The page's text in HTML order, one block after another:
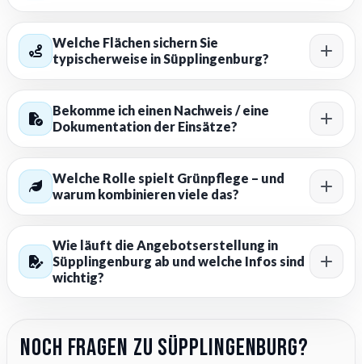
Welche Flächen sichern Sie
typischerweise in Süpplingenburg?
Bekomme ich einen Nachweis / eine
Dokumentation der Einsätze?
Welche Rolle spielt Grünpflege – und
warum kombinieren viele das?
Wie läuft die Angebotserstellung in
Süpplingenburg ab und welche Infos sind
wichtig?
Noch Fragen zu Süpplingenburg?